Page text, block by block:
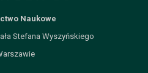
Naukowe
Stefana Wyszyńskiego